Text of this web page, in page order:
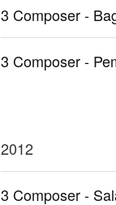
3 Composer -
3 Composer -
2012
3 Composer -